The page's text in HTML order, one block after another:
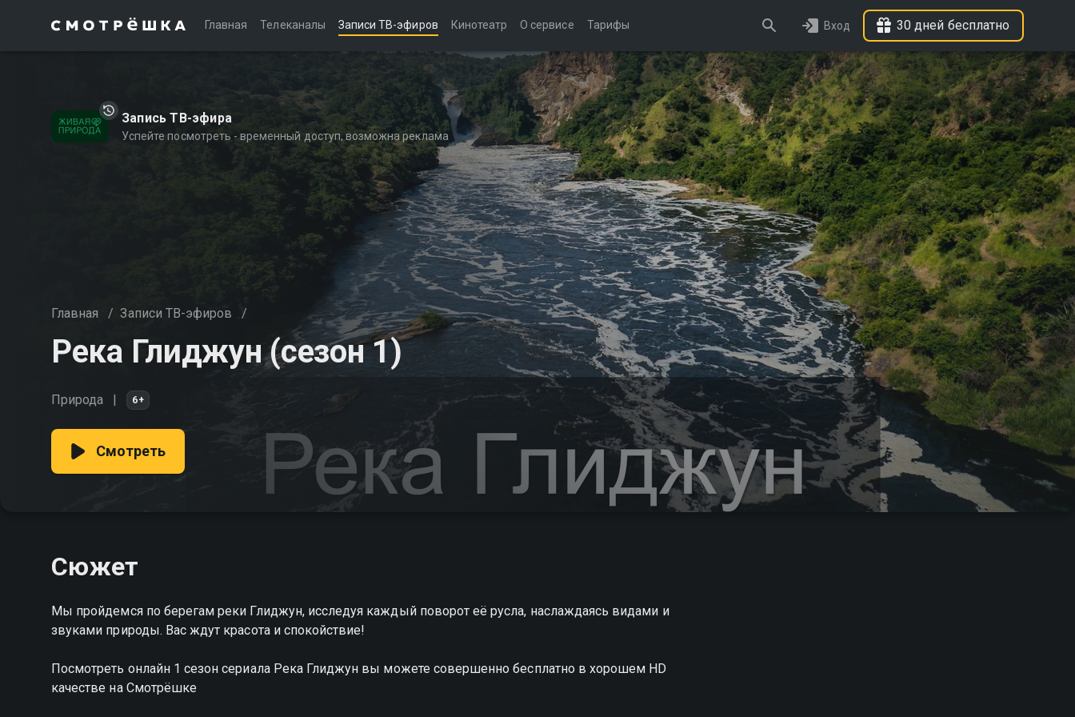
Главная Телеканалы Записи ТВ-эфиров Кинотеатр О сервисе Тарифы Вход 30 дней бесплатно
Запись ТВ-эфира
Успейте посмотреть - временный доступ, возможна реклама
Главная / Записи ТВ-эфиров /
Река Глиджун (сезон 1)
Природа 6+
Смотреть
Сюжет
Мы пройдемся по берегам реки Глиджун, исследуя каждый поворот её русла, наслаждаясь видами и
звуками природы. Вас ждут красота и спокойствие!
Посмотреть онлайн 1 сезон сериала Река Глиджун вы можете совершенно бесплатно в хорошем HD
качестве на Смотрёшке